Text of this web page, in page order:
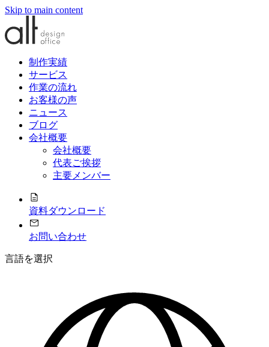
Skip to main content
制作実績
サービス
作業の流れ
お客様の声
ニュース
ブログ
会社概要
会社概要
代表ご挨拶
主要メンバー
資料ダウンロード
お問い合わせ
言語を選択